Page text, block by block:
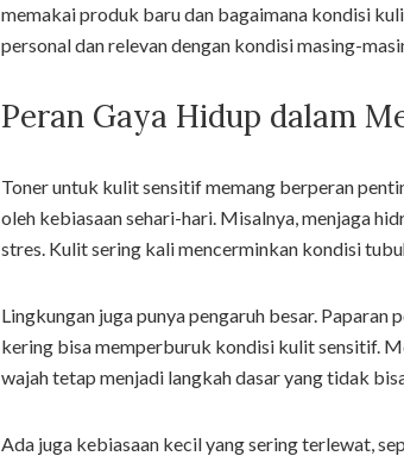
memakai produk baru dan bagaimana kondisi
personal dan relevan dengan kondisi masing-
Peran Gaya Hidup dalam
Toner untuk kulit sensitif memang berperan
oleh kebiasaan sehari-hari. Misalnya, menjaga
stres. Kulit sering kali mencerminkan kondisi
Lingkungan juga punya pengaruh besar. Paparan
kering bisa memperburuk kondisi kulit sensitif.
wajah tetap menjadi langkah dasar yang tidak
Ada juga kebiasaan kecil yang sering terlewat,